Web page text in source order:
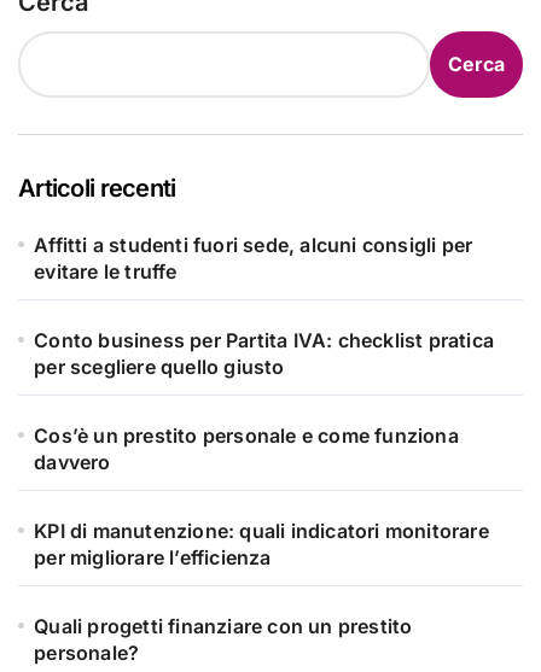
Cerca
Articoli recenti
Affitti a studenti fuori sede, alcuni consigli per
evitare le truffe
Conto business per Partita IVA: checklist pratica
per scegliere quello giusto
Cos’è un prestito personale e come funziona
davvero
KPI di manutenzione: quali indicatori monitorare
per migliorare l’efficienza
Quali progetti finanziare con un prestito
personale?